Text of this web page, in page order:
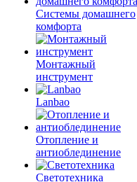
Системы домашнего
комфорта
Монтажный
инструмент
Lanbao
Отопление и
антиоблединение
Светотехника